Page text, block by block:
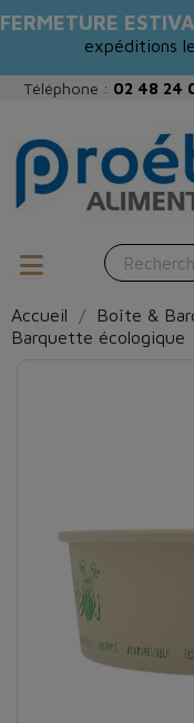
FERMETURE
expéditions
Téléphone : 02 48 24
Accueil Boîte &
Barquette écologique